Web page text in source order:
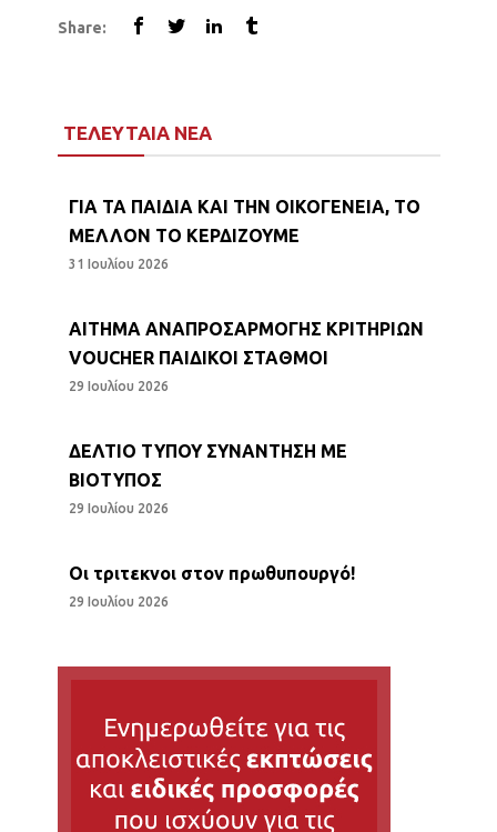
Share:
ΤΕΛΕΥΤΑΙΑ ΝΕΑ
ΓΙΑ ΤΑ ΠΑΙΔΙΑ ΚΑΙ ΤΗΝ ΟΙΚΟΓΕΝΕΙΑ, ΤΟ
ΜΕΛΛΟΝ ΤΟ ΚΕΡΔΙΖΟΥΜΕ
31 Ιουλίου 2026
ΑΙΤΗΜΑ ΑΝΑΠΡΟΣΑΡΜΟΓΗΣ ΚΡΙΤΗΡΙΩΝ
VOUCHER ΠΑΙΔΙΚΟΙ ΣΤΑΘΜΟΙ
29 Ιουλίου 2026
ΔΕΛΤΙΟ ΤΥΠΟΥ ΣΥΝΑΝΤΗΣΗ ΜΕ
ΒΙΟΤΥΠΟΣ
29 Ιουλίου 2026
Οι τριτεκνοι στον πρωθυπουργό!
29 Ιουλίου 2026